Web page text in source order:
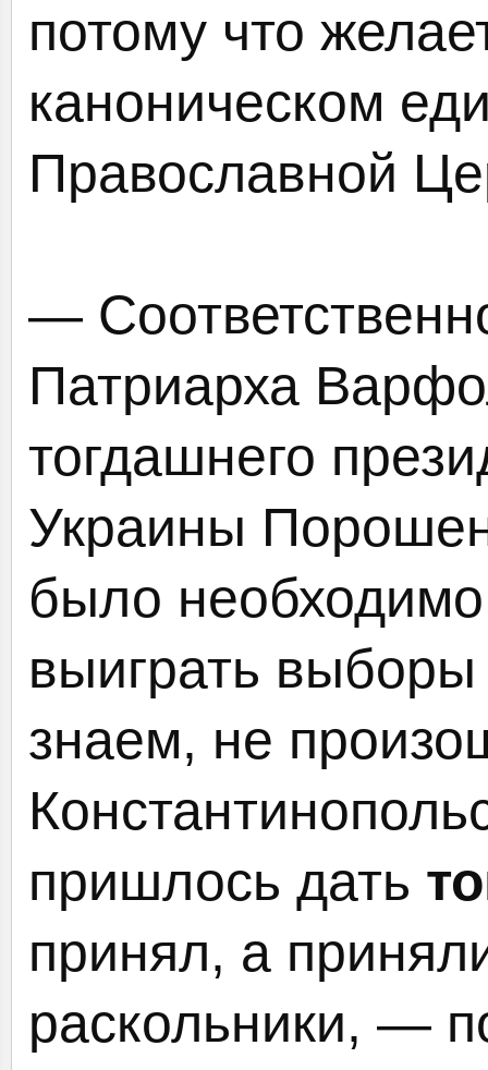
потому что
каноническом
Православной
—
Патриарха
тогдашнего
Украины
было
выиграть выборы
знаем, не
пришлось дать
принял, а
раскольники, —